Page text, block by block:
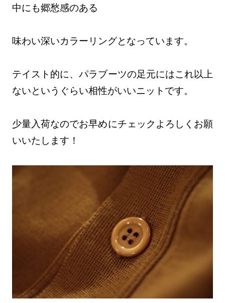
中にも郷愁感のある
味わい深いカラーリングとなっています。
テイスト的に、パラブーツの足元にはこれ以上
ないというぐらい相性がいいニットです。
少量入荷なのでお早めにチェックよろしくお願
いいたします！